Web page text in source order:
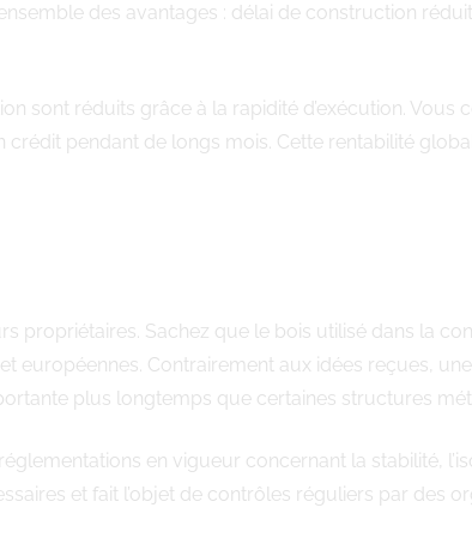
des avantages : délai de construction
sont réduits grâce à la rapidité d’exécution.
pendant de longs mois. Cette rentabilité
propriétaires. Sachez que le bois utilisé dans la
européennes. Contrairement aux idées reçues,
plus longtemps que certaines structures
en vigueur concernant la stabilité,
et fait l’objet de contrôles réguliers par des